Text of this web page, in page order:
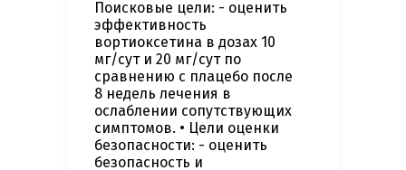
Поисковые цели: - оценить
эффективность
вортиоксетина в дозах 10
мг/сут и 20 мг/сут по
сравнению с плацебо после
8 недель лечения в
ослаблении сопутствующих
симптомов. • Цели оценки
безопасности: - оценить
безопасность и